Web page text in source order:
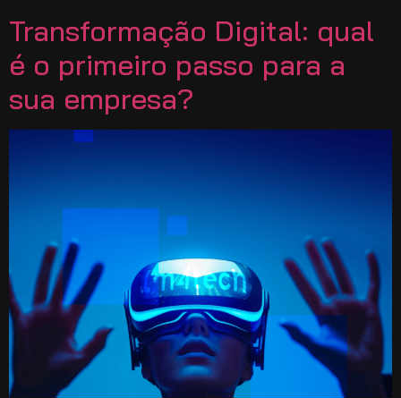
Transformação Digital: qual
é o primeiro passo para a
sua empresa?